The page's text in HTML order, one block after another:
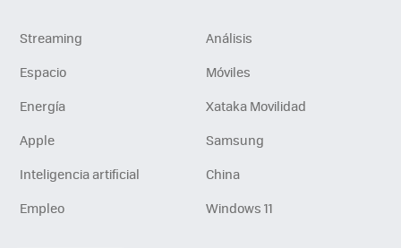
Streaming
Análisis
Espacio
Móviles
Energía
Xataka Movilidad
Apple
Samsung
Inteligencia artificial
China
Empleo
Windows 11